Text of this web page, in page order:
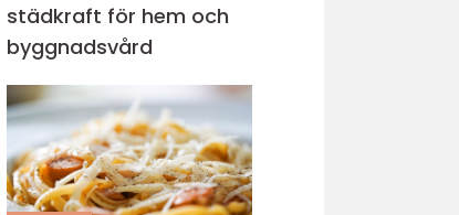
städkraft för hem och
byggnadsvård